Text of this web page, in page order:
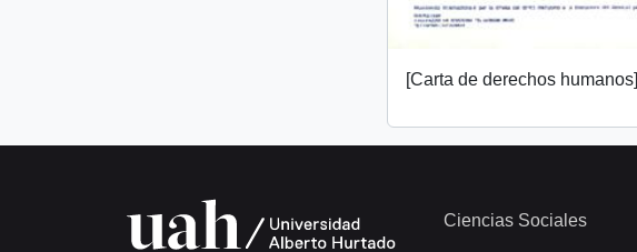
[Carta de derechos humanos]
Ciencias Sociales